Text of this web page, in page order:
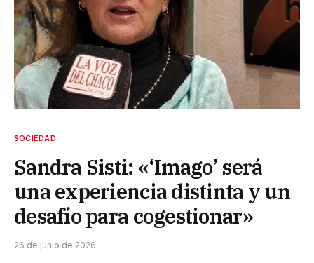
SOCIEDAD
Sandra Sisti: «‘Imago’ será
una experiencia distinta y un
desafío para cogestionar»
26 de junio de 2026